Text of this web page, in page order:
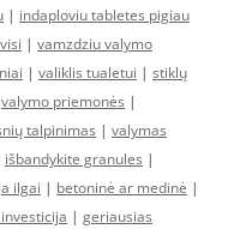
| indaploviu tabletes pigiau
| vamzdziu valymo
| valiklis tualetui | stiklų
valymo priemonės |
talpinimas | valymas
išbandykite granules |
ilgai | betoninė ar medinė |
| geriausias